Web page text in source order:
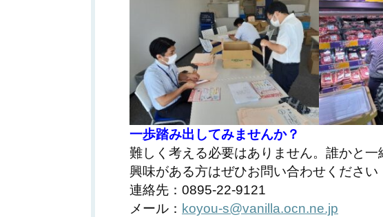
一歩踏み出してみませんか？
難しく考える必要はありません。誰かと一
興味がある方はぜひお問い合わせください
連絡先：0895-22-9121
メール： koyou-s@vanilla.ocn.ne.jp